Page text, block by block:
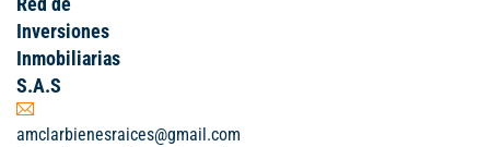
Inversiones
Inmobiliarias
S.A.S
amclarbienesraices@gmail.com